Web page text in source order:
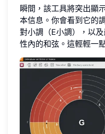
瞬間，該工具將突出顯
本信息。你會看到它的
對小調（E小調），以
性內的和弦。這輕輕一